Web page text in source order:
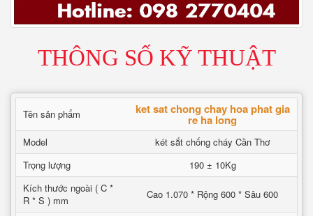
THÔNG SỐ KỸ THUẬT
Tên sản phẩm ket sat chong chay hoa phat gia
re ha long
Model
két sắt chống cháy Cần Thơ
Trọng lượng
190 ± 10Kg
Kích thước ngoài ( C *
R * S ) mm
Cao 1.070 * Rộng 600 * Sâu 600